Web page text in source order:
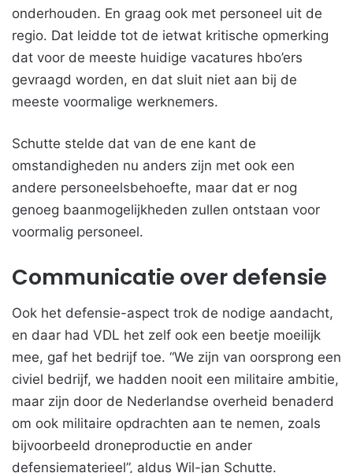
onderhouden. En graag ook met personeel uit de
regio. Dat leidde tot de ietwat kritische opmerking
dat voor de meeste huidige vacatures hbo’ers
gevraagd worden, en dat sluit niet aan bij de
meeste voormalige werknemers.
Schutte stelde dat van de ene kant de
omstandigheden nu anders zijn met ook een
andere personeelsbehoefte, maar dat er nog
genoeg baanmogelijkheden zullen ontstaan voor
voormalig personeel.
Communicatie over defensie
Ook het defensie-aspect trok de nodige aandacht,
en daar had VDL het zelf ook een beetje moeilijk
mee, gaf het bedrijf toe. “We zijn van oorsprong een
civiel bedrijf, we hadden nooit een militaire ambitie,
maar zijn door de Nederlandse overheid benaderd
om ook militaire opdrachten aan te nemen, zoals
bijvoorbeeld droneproductie en ander
defensiematerieel”, aldus Wil-jan Schutte.